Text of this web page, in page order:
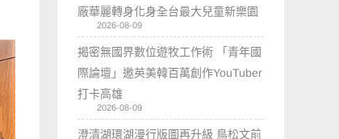
廠華麗轉身化身全台最大兒童新樂園
2026-08-09
揭密無國界數位遊牧工作術 「青年國
際論壇」邀英美韓百萬創作YouTuber
打卡高雄
2026-08-09
澄清湖環湖漫行版圖再升級 鳥松文前